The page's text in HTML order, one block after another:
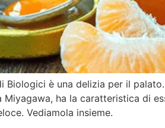
Biologici è una delizia per il
Miyagawa, ha la caratteristica di
Vediamola insieme.